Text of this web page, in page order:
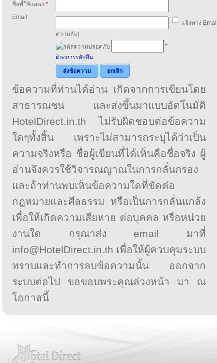
ชื่อที่ใช้แสดง *
Email
แจ้งทาง
ความลับ)
*
ต้องการรหัสอื่น
ส่งข้อความ
ยกเลิก
ข้อความที่ท่านได้อ่าน เกิดจากการเขียนโดย
สาธารณชน และส่งขึ้นมาแบบอัตโนมัติ
HotelDirect.in.th ไม่รับผิดชอบต่อข้อความ
ใดๆทั้งสิ้น เพราะไม่สามารถระบุได้ว่าเป็น
ความจริงหรือ ชื่อผู้เขียนที่ได้เห็นคือชื่อจริง ผู้
อ่านจึงควรใช้วิจารณญาณในการกลั่นกรอง
และถ้าท่านพบเห็นข้อความใดที่ขัดต่อ
กฎหมายและศีลธรรม หรือเป็นการกลั่นแกล้ง
เพื่อให้เกิดความเสียหาย ต่อบุคคล หรือหน่วย
งานใด กรุณาส่ง email มาที่
info@HotelDirect.in.th เพื่อให้ผู้ควบคุมระบบ
ทราบและทำการลบข้อความนั้น ออกจาก
ระบบต่อไป ขอขอบพระคุณล่วงหน้า มา ณ
โอกาสนี้